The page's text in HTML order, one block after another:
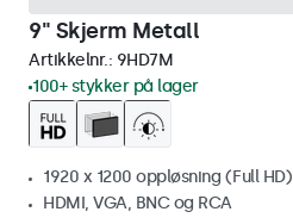
9" Skjerm Metall
Artikkelnr.: 9HD7M
100+ stykker på lager
1920 x 1200 oppløsning (Full HD)
HDMI, VGA, BNC og RCA